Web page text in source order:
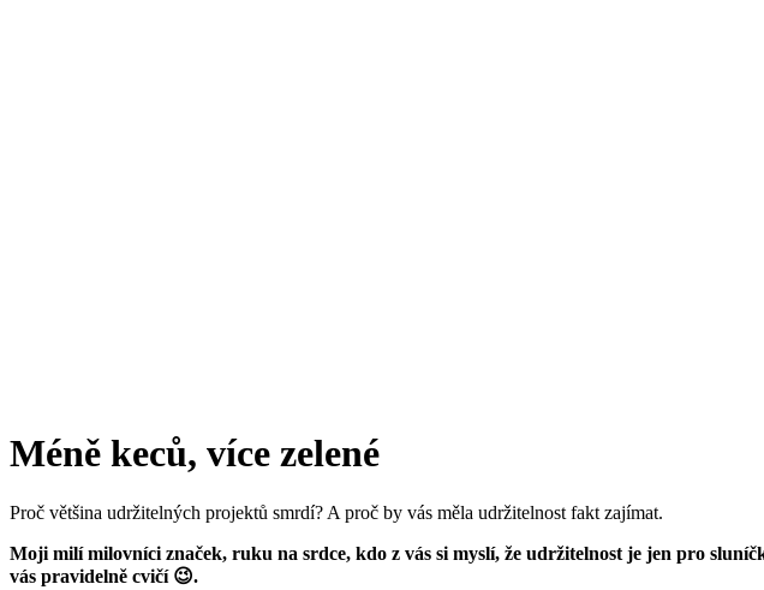
Méně keců, více zelené
Proč většina udržitelných projektů smrdí? A proč by vás měla udržitelnost fakt zajímat.
Moji milí milovníci značek, ruku na srdce, kdo z vás si myslí, že udržitelnost je jen pro
vás pravidelně cvičí 😉.